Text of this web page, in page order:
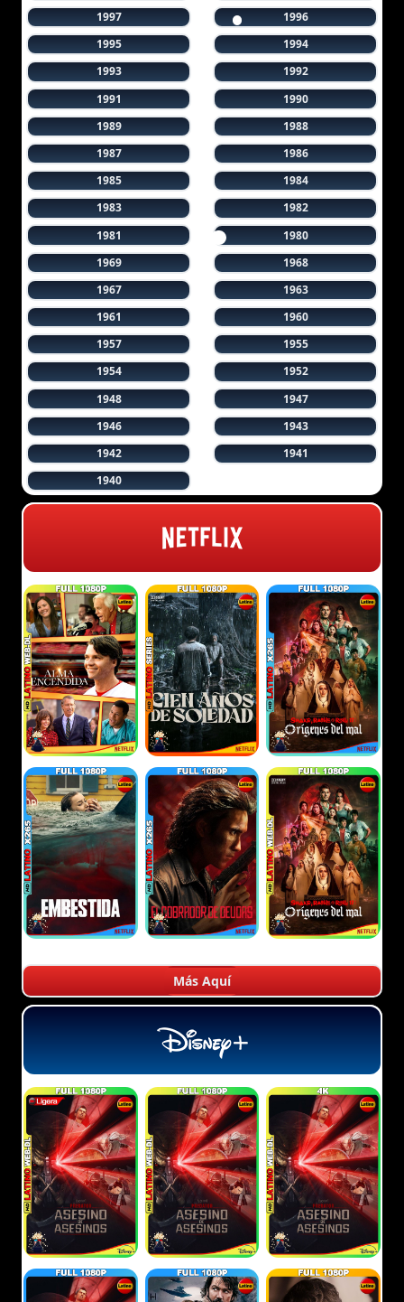
1997
1996
1995
1994
1993
1992
1991
1990
1989
1988
1987
1986
1985
1984
1983
1982
1981
1980
1969
1968
1967
1963
1961
1960
1957
1955
1954
1952
1948
1947
1946
1943
1942
1941
1940
Más Aquí